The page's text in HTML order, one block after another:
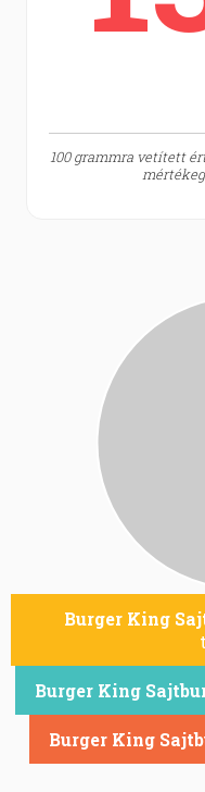
100 grammra vetített
Burger King
Burger King
Burger King